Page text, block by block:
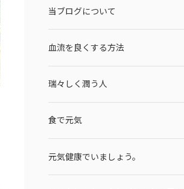
当ブログについて
血流を良くする方法
瑞々しく潤う人
食で元気
元気健康でいましょう。